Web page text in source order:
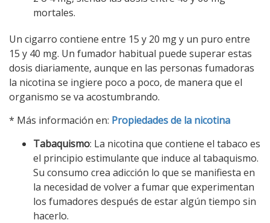
mortales.
Un cigarro contiene entre 15 y 20 mg y un puro entre
15 y 40 mg. Un fumador habitual puede superar estas
dosis diariamente, aunque en las personas fumadoras
la nicotina se ingiere poco a poco, de manera que el
organismo se va acostumbrando.
* Más información en: Propiedades de la nicotina
Tabaquismo: La nicotina que contiene el tabaco es
el principio estimulante que induce al tabaquismo.
Su consumo crea adicción lo que se manifiesta en
la necesidad de volver a fumar que experimentan
los fumadores después de estar algún tiempo sin
hacerlo.